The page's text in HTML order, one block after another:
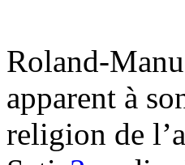
Roland-
apparent à
religion de